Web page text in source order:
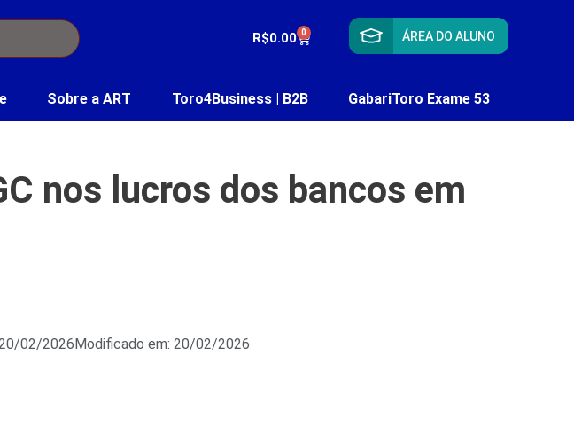
R$0.00 0 ÁREA DO ALUNO
Sobre a ART Toro4Business | B2B GabariToro Exame 53
nos lucros dos bancos em
02/2026Modificado em: 20/02/2026